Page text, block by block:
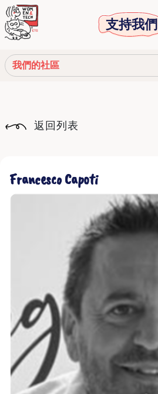
支持我們
我們的社區
我們的網絡
返回列表
Francesco Capoti